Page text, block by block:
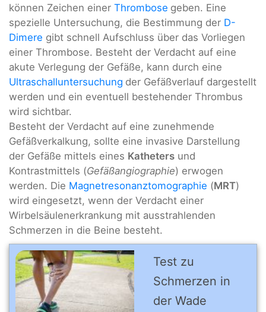
können Zeichen einer Thrombose geben. Eine
spezielle Untersuchung, die Bestimmung der D-
Dimere gibt schnell Aufschluss über das Vorliegen
einer Thrombose. Besteht der Verdacht auf eine
akute Verlegung der Gefäße, kann durch eine
Ultraschalluntersuchung der Gefäßverlauf dargestellt
werden und ein eventuell bestehender Thrombus
wird sichtbar.
Besteht der Verdacht auf eine zunehmende
Gefäßverkalkung, sollte eine invasive Darstellung
der Gefäße mittels eines Katheters und
Kontrastmittels (Gefäßangiographie) erwogen
werden. Die Magnetresonanztomographie (MRT)
wird eingesetzt, wenn der Verdacht einer
Wirbelsäulenerkrankung mit ausstrahlenden
Schmerzen in die Beine besteht.
Test zu
Schmerzen in
der Wade